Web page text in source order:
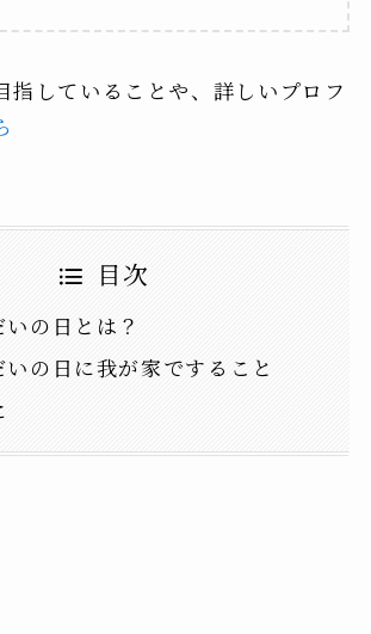
指していることや、詳しいプロフ
目次
いの日とは？
いの日に我が家ですること